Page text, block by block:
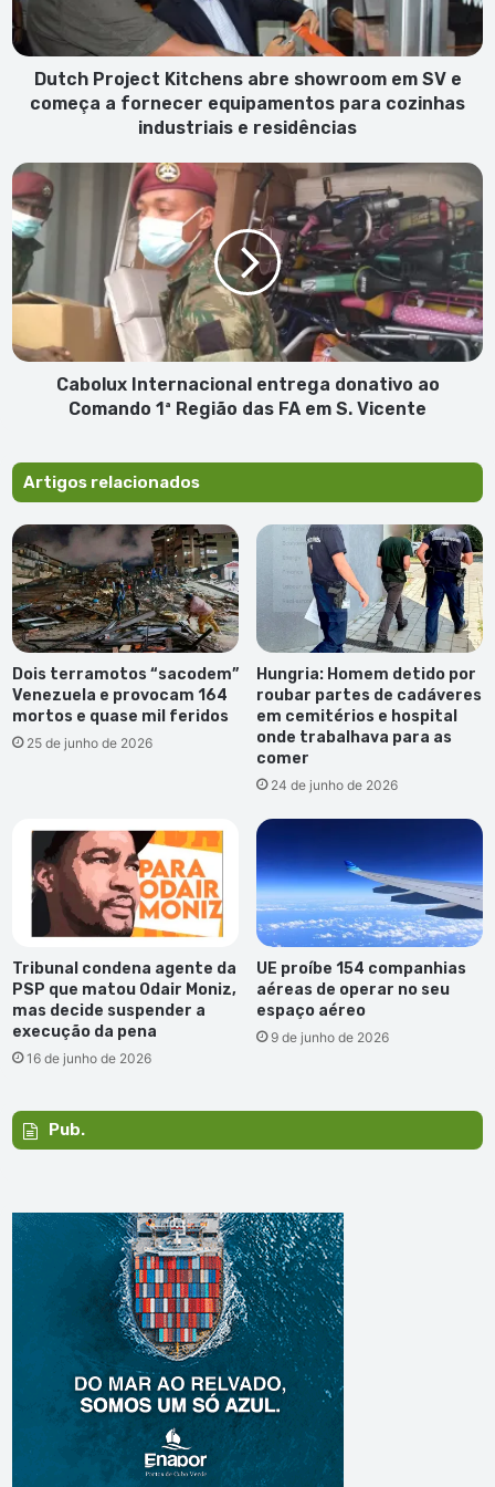
SV
e
começa
fornecer
cozinhas
industriais
e
residências
Dutch Project Kitchens abre showroom em SV e
começa a fornecer equipamentos para cozinhas
industriais e residências
Cabolux
Internacional
entrega
donativo
ao
Comando
1ª
das
Cabolux Internacional entrega donativo ao
Comando 1ª Região das FA em S. Vicente
Artigos relacionados
Dois terramotos “sacodem”
Venezuela e provocam 164
mortos e quase mil feridos
25 de junho de 2026
Hungria: Homem detido por
roubar partes de cadáveres
em cemitérios e hospital
onde trabalhava para as
comer
24 de junho de 2026
Tribunal condena agente da
PSP que matou Odair Moniz,
mas decide suspender a
execução da pena
16 de junho de 2026
UE proíbe 154 companhias
aéreas de operar no seu
espaço aéreo
9 de junho de 2026
Pub.